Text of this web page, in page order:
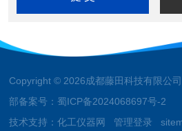
Copyright © 2026成都藤田科技有限公
部备案号：蜀ICP备2024068697号-2
技术支持：化工仪器网 管理登录